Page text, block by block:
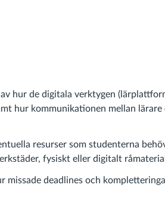
hur de digitala verktygen
hur kommunikationen mellan
resurser som studenterna
fysiskt eller digitalt
missade deadlines och